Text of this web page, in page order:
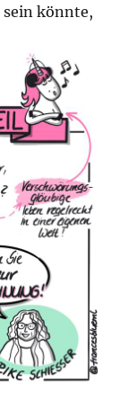
sein könnte,